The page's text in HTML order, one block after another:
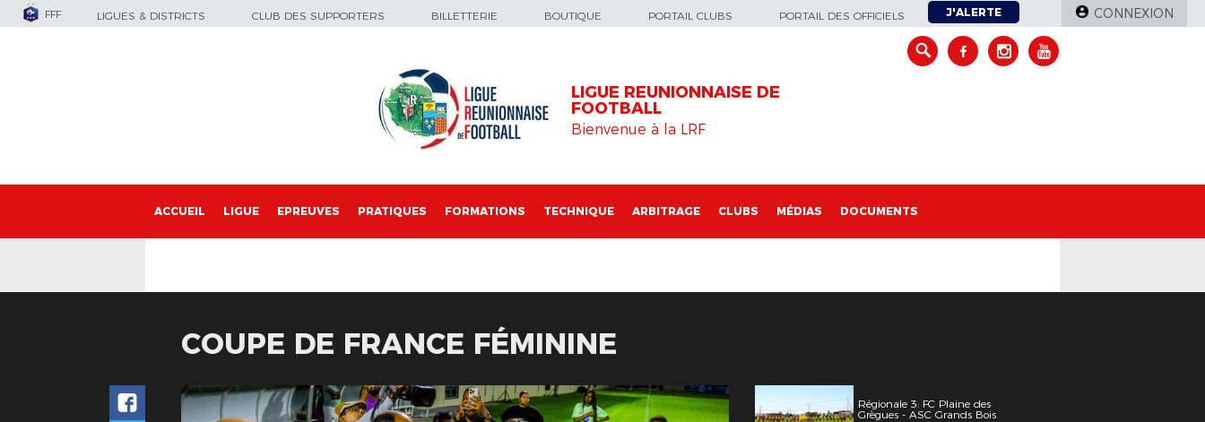
FFF LIGUES & DISTRICTS CLUB DES SUPPORTERS BILLETTERIE BOUTIQUE PORTAIL CLUBS PORTAIL DES OFFICIELS J'ALERTE CONNEXION
LIGUE REUNIONNAISE DE
FOOTBALL
Bienvenue à la LRF
ACCUEIL LIGUE EPREUVES PRATIQUES FORMATIONS TECHNIQUE ARBITRAGE CLUBS MÉDIAS DOCUMENTS
COUPE DE FRANCE FÉMININE
Régionale 3: FC Plaine des
Grègues - ASC Grands Bois